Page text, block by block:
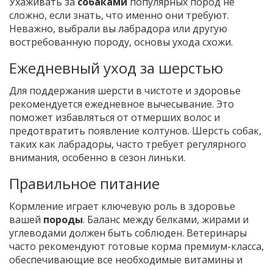
сложно, если знать, что именно они требуют.
Неважно, выбрали вы лабрадора или другую
востребованную породу, основы ухода схожи.
Ежедневный уход за шерстью
Для поддержания шерсти в чистоте и здоровье
рекомендуется ежедневное вычесывание. Это
поможет избавляться от отмерших волос и
предотвратить появление колтунов. Шерсть собак,
таких как лабрадоры, часто требует регулярного
внимания, особенно в сезон линьки.
Правильное питание
Кормление играет ключевую роль в здоровье
вашей породы. Баланс между белками, жирами и
углеводами должен быть соблюден. Ветеринары
часто рекомендуют готовые корма премиум-класса,
обеспечивающие все необходимые витамины и